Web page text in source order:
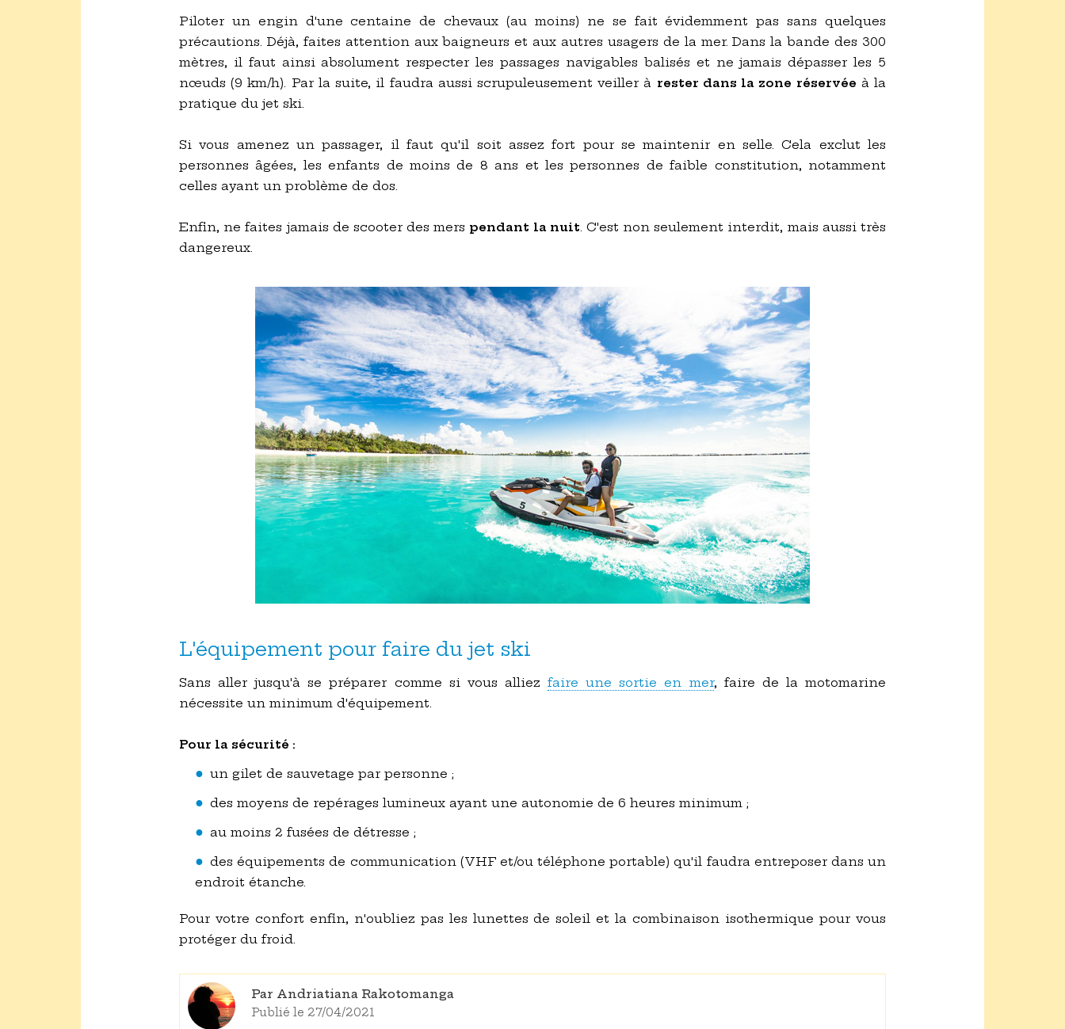
Piloter un engin d'une centaine de chevaux (au moins) ne se fait évidemment pas sans quelques
précautions. Déjà, faites attention aux baigneurs et aux autres usagers de la mer. Dans la bande des 300
mètres, il faut ainsi absolument respecter les passages navigables balisés et ne jamais dépasser les 5
nœuds (9 km/h). Par la suite, il faudra aussi scrupuleusement veiller à rester dans la zone réservée à la
pratique du jet ski.
Si vous amenez un passager, il faut qu'il soit assez fort pour se maintenir en selle. Cela exclut les
personnes âgées, les enfants de moins de 8 ans et les personnes de faible constitution, notamment
celles ayant un problème de dos.
Enfin, ne faites jamais de scooter des mers pendant la nuit. C'est non seulement interdit, mais aussi très
dangereux.
L'équipement pour faire du jet ski
Sans aller jusqu'à se préparer comme si vous alliezfaire une sortie en mer, faire de la motomarine
nécessite un minimum d'équipement.
Pour la sécurité :
un gilet de sauvetage par personne ;
des moyens de repérages lumineux ayant une autonomie de 6 heures minimum ;
au moins 2 fusées de détresse ;
des équipements de communication (VHF et/ou téléphone portable) qu'il faudra entreposer dans un
endroit étanche.
Pour votre confort enfin, n'oubliez pas les lunettes de soleil et la combinaison isothermique pour vous
protéger du froid.
Par Andriatiana Rakotomanga
Publié le 27/04/2021